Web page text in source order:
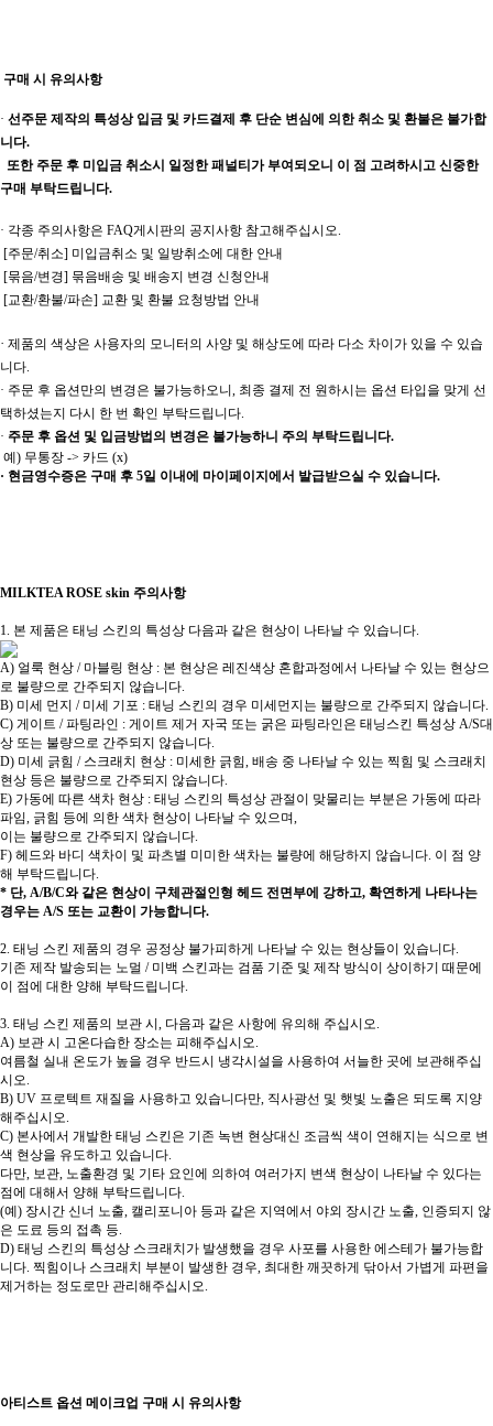
구매 시 유의사항
· 선주문 제작의 특성상 입금 및 카드결제 후 단순 변심에 의한 취소 및 환불은 불가합
니다.
또한 주문 후 미입금 취소시 일정한 패널티가 부여되오니 이 점 고려하시고 신중한
구매 부탁드립니다.
· 각종 주의사항은 FAQ게시판의 공지사항 참고해주십시오
[주문/취소] 미입금취소 및 일방취소에 대한 안내
[묶음/변경] 묶음배송 및 배송지 변경 신청안내
[교환/환불/파손] 교환 및 환불 요청방법 안내
· 제품의 색상은 사용자의 모니터의 사양 및 해상도에 따라 다소 차이가 있을 수 있습
니다.
· 주문 후 옵션만의 변경은 불가능하오니, 최종 결제 전 원하시는 옵션 타입을 맞게 선
택하셨는지 다시 한 번 확인 부탁드립니다.
· 주문 후 옵션 및 입금방법의 변경은 불가능하니 주의 부탁드립니다.
예) 무통장 -> 카드 (x)
· 현금영수증은 구매 후 5일 이내에 마이페이지에서 발급받으실 수 있습니다.
MILKTEA ROSE skin 주의사항
1. 본 제품은 태닝 스킨의 특성상 다음과 같은 현상이 나타날 수 있습니다.
A) 얼룩 현상 / 마블링 현상 : 본 현상은 레진색상 혼합과정에서 나타날 수 있는 현상으
로 불량으로 간주되지 않습니다.
B) 미세 먼지 / 미세 기포 : 태닝 스킨의 경우 미세먼지는 불량으로 간주되지 않습니다.
C) 게이트 / 파팅라인 : 게이트 제거 자국 또는 굵은 파팅라인은 태닝스킨 특성상 A/S대
상 또는 불량으로 간주되지 않습니다.
D) 미세 긁힘 / 스크래치 현상 : 미세한 긁힘, 배송 중 나타날 수 있는 찍힘 및 스크래치
현상 등은 불량으로 간주되지 않습니다.
E) 가동에 따른 색차 현상 : 태닝 스킨의 특성상 관절이 맞물리는 부분은 가동에 따라
파임, 긁힘 등에 의한 색차 현상이 나타날 수 있으며,
이는 불량으로 간주되지 않습니다.
F) 헤드와 바디 색차이 및 파츠별 미미한 색차는 불량에 해당하지 않습니다. 이 점 양
해 부탁드립니다.
* 단, A/B/C와 같은 현상이 구체관절인형 헤드 전면부에 강하고, 확연하게 나타나는
경우는 A/S 또는 교환이 가능합니다.
2. 태닝 스킨 제품의 경우 공정상 불가피하게 나타날 수 있는 현상들이 있습니다.
기존 제작 발송되는 노멀 / 미백 스킨과는 검품 기준 및 제작 방식이 상이하기 때문에
이 점에 대한 양해 부탁드립니다.
3. 태닝 스킨 제품의 보관 시, 다음과 같은 사항에 유의해 주십시오.
A) 보관 시 고온다습한 장소는 피해주십시오.
여름철 실내 온도가 높을 경우 반드시 냉각시설을 사용하여 서늘한 곳에 보관해주십
시오.
B) UV 프로텍트 재질을 사용하고 있습니다만, 직사광선 및 햇빛 노출은 되도록 지양
해주십시오.
C) 본사에서 개발한 태닝 스킨은 기존 녹변 현상대신 조금씩 색이 연해지는 식으로 변
색 현상을 유도하고 있습니다.
다만, 보관, 노출환경 및 기타 요인에 의하여 여러가지 변색 현상이 나타날 수 있다는
점에 대해서 양해 부탁드립니다.
(예) 장시간 신너 노출, 캘리포니아 등과 같은 지역에서 야외 장시간 노출, 인증되지 않
은 도료 등의 접촉 등.
D) 태닝 스킨의 특성상 스크래치가 발생했을 경우 사포를 사용한 에스테가 불가능합
니다. 찍힘이나 스크래치 부분이 발생한 경우, 최대한 깨끗하게 닦아서 가볍게 파편을
제거하는 정도로만 관리해주십시오.
아티스트 옵션 메이크업 구매 시 유의사항